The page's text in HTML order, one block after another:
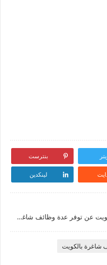
بنترست
لينكدين
تعلن مستشفي دار الشفاء في الكويت عن توفر عدة وظائف شاغرة لجميع الجنسيات 2023
شاغرة بالكويت